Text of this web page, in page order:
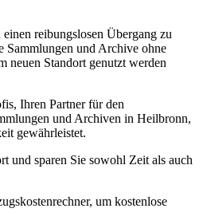
reibungslosen Übergang zu
Sammlungen und Archive ohne
neuen Standort genutzt werden
Ihren Partner für den
und Archiven in Heilbronn,
gewährleistet.
und sparen Sie sowohl Zeit als auch
um kostenlose